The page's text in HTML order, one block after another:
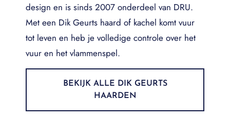
design en is sinds 2007 onderdeel van DRU.
Met een Dik Geurts haard of kachel komt vuur
tot leven en heb je volledige controle over het
vuur en het vlammenspel.
BEKIJK ALLE DIK GEURTS
HAARDEN